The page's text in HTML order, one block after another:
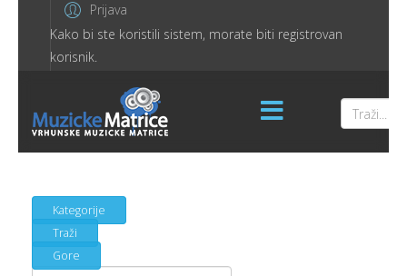
Prijava
Kako bi ste koristili sistem, morate biti registrovan
korisnik.
Kategorije
Traži
Gore